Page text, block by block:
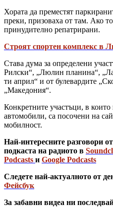
Хората да преместят
преки, призоваха от там. Ако
принудително репатрирани.
Строят спортен комплекс в
Става дума за определени
Рилски“, „Люлин планина“,
ти април“ и от булевардите
„Македония“.
Конкретните участъци, в
автомобили, са посочени на
мобилност.
Най-интересните разговори
подкаста на радиото в
Podcasts и Google Podcasts
Следете най-актуалното от
Фейсбук
За забавни видеа ни